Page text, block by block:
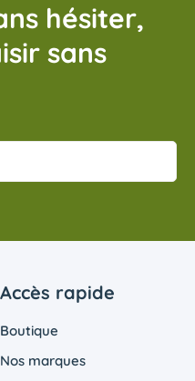
hésiter,
sans
Accès rapide
Boutique
Nos marques